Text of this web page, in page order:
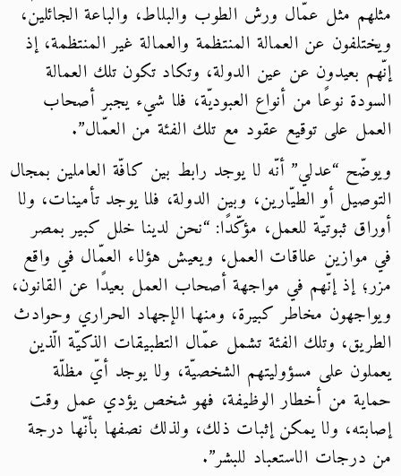
مثلهم مثل عمّال ورش الطوب والبلاط، والباعة الجائلين،
ويختلفون عن العمالة المنتظمة والعمالة غير المنتظمة، إذ
إنّهم بعيدون عن عين الدولة، وتكاد تكون تلك العمالة
السودة نوعًا من أنواع العبوديّة، فلا شيء يجبر أصحاب
العمل على توقيع عقود مع تلك الفئة من العمّال”.
ويوضّح “عدلي” أنّه لا يوجد رابط بين كافّة العاملين بمجال
التوصيل أو الطيّارين، وبين الدولة، فلا يوجد تأمينات، ولا
أوراق ثبوتيّة للعمل، مؤكّدًا: “نحن لدينا خلل كبير بمصر
في موازين علاقات العمل، ويعيش هؤلاء العمّال في واقع
مزر؛ إذ إنّهم في مواجهة أصحاب العمل بعيدًا عن القانون،
ويواجهون مخاطر كبيرة، ومنها الإجهاد الحراري وحوادث
الطريق، وتلك الفئة تشمل عمّال التطبيقات الذكيّة الّذين
يعملون على مسؤوليتهم الشخصيّة، ولا يوجد أيّ مظلّة
حماية من أخطار الوظيفة، فهو شخص يؤدي عمل وقت
إصابته، ولا يمكن إثبات ذلك، ولذلك نصفها بأنّها درجة
من درجات الاستعباد للبشر”.